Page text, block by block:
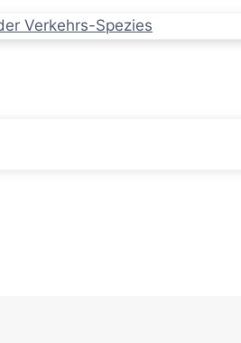
Verkehrs-Spezies